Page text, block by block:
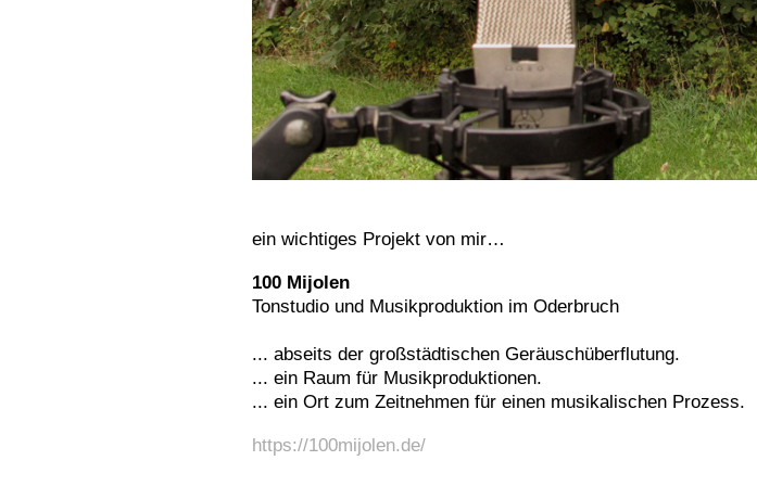
ein wichtiges Projekt von mir…
100 Mijolen
Tonstudio und Musikproduktion im Oderbruch
... abseits der großstädtischen Geräuschüberflutung.
... ein Raum für Musikproduktionen.
... ein Ort zum Zeitnehmen für einen musikalischen Prozess.
https://100mijolen.de/